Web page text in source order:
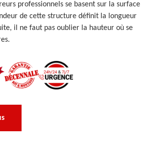
professionnels se basent sur la surface
de cette structure définit la longueur
il ne faut pas oublier la hauteur où se